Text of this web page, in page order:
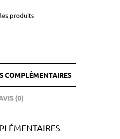
produits
COMPLÉMENTAIRES
(0)